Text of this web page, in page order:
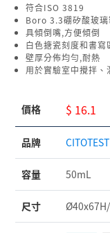
符合ISO 3819
Boro 3.3硼矽酸玻璃
具傾倒嘴,方便傾倒
白色搪瓷刻度和書
壁厚分佈均勻,耐熱
用於實驗室中攪拌
價格 $ 16.1
品牌 CITOTEST
容量 50mL
尺寸